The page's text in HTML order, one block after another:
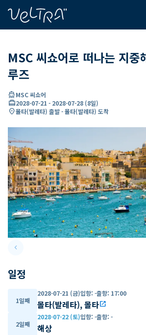
MSC 씨쇼어로 떠나는 지중
루즈
directions_boatMSC 씨쇼어
card_travel2028-07-21 - 2028-07-28 (8일)
location_on몰타(발레타) 출발 - 몰타(발레타) 도착
keyboard_arrow_leftPrevious slide
일정
1일째
2028-07-21 (금)입항: -출항: 17:00
몰타(발레타), 몰타open_in_new
2일째
2028-07-22 (토)입항: -출항: -
해상